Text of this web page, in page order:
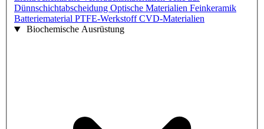
Dünnschichtabscheidung Optische Materialien Feinkeramik
Batteriematerial PTFE-WerkstoffCVD-Materialien
Biochemische Ausrüstung